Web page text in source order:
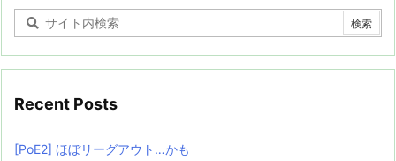
Recent Posts
[PoE2] ほぼリーグアウト…かも